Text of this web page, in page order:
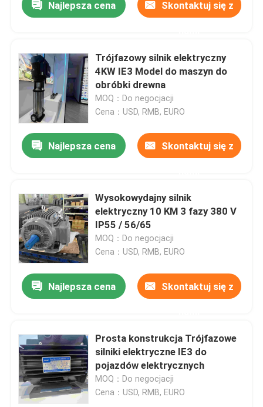
Najlepsza cena Skontaktuj się z
Trójfazowy silnik elektryczny
4KW IE3 Model do maszyn do
obróbki drewna
MOQ：Do negocjacji
Cena：USD, RMB, EURO
Najlepsza cena Skontaktuj się z
Wysokowydajny silnik
elektryczny 10 KM 3 fazy 380 V
IP55 / 56/65
MOQ：Do negocjacji
Cena：USD, RMB, EURO
Najlepsza cena Skontaktuj się z
Prosta konstrukcja Trójfazowe
silniki elektryczne IE3 do
pojazdów elektrycznych
MOQ：Do negocjacji
Cena：USD, RMB, EURO